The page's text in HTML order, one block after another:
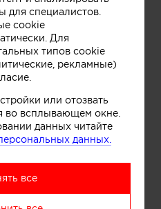
для специалистов.
cookie
Для
типов cookie
рекламные)
или отозвать
во всплывающем окне.
данных читайте
данных.
все